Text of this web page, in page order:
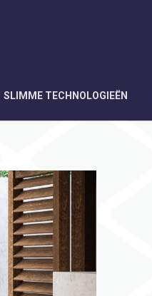
SLIMME TECHNOLOGIEËN